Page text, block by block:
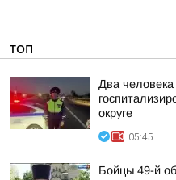
ТОП
Два
округе
05:45
Бойцы 49-й